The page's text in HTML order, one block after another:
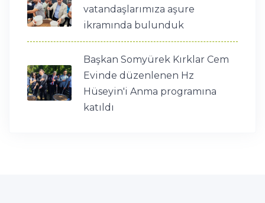
vatandaşlarımıza aşure
ikramında bulunduk
Başkan Somyürek Kırklar Cem
Evinde düzenlenen Hz
Hüseyin'i Anma programına
katıldı